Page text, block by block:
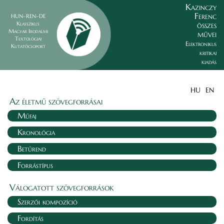
HUN–REN–DE
Klasszikus
Magyar Irodalmi
Textológiai
Kutatócsoport
Kazinczy
Ferenc
összes
művei
Elektronikus
kritikai
kiadás
HU EN
Az életmű szövegforrásai
Műfaj
Kronológia
Betűrend
Forrástípus
Válogatott szövegforrások
Szerzői kompozíció
Fordítás